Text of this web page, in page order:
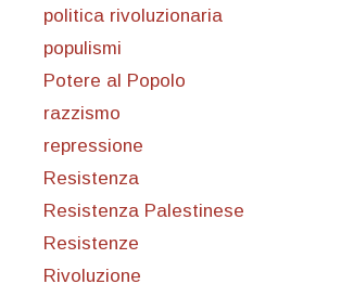
politica rivoluzionaria
populismi
Potere al Popolo
razzismo
repressione
Resistenza
Resistenza Palestinese
Resistenze
Rivoluzione